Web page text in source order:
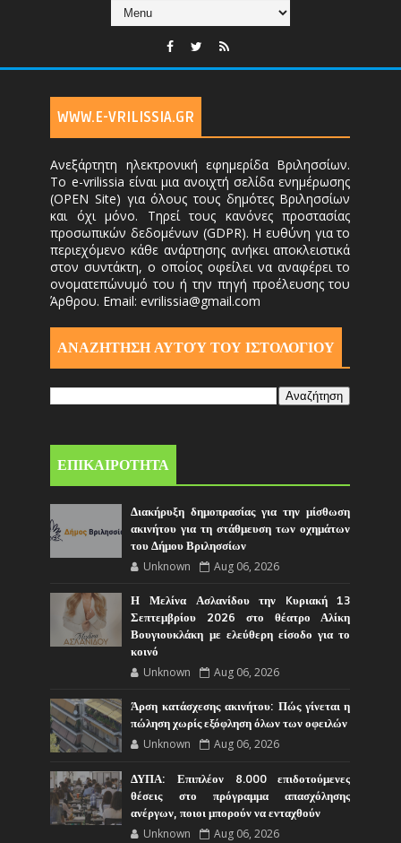
WWW.E-VRILISSIA.GR
Ανεξάρτητη ηλεκτρονική εφημερίδα Βριλησσίων.
Το e-vrilissia είναι μια ανοιχτή σελίδα ενημέρωσης
(OPEN Site) για όλους τους δημότες Βριλησσίων
και όχι μόνο. Τηρεί τους κανόνες προστασίας
προσωπικών δεδομένων (GDPR). Η ευθύνη για το
περιεχόμενο κάθε ανάρτησης ανήκει αποκλειστικά
στον συντάκτη, ο οποίος οφείλει να αναφέρει το
ονοματεπώνυμό του ή την πηγή προέλευσης του
Άρθρου. Email: evrilissia@gmail.com
ΑΝΑΖΗΤΗΣΗ ΑΥΤΟΎ ΤΟΥ ΙΣΤΟΛΟΓΙΟΥ
ΕΠΙΚΑΙΡΟΤΗΤΑ
Διακήρυξη δημοπρασίας για την μίσθωση
ακινήτου για τη στάθμευση των οχημάτων
του Δήμου Βριλησσίων
Unknown Aug 06, 2026
Η Μελίνα Ασλανίδου την Kυριακή 13
Σεπτεμβρίου 2026 στο θέατρο Αλίκη
Βουγιουκλάκη με ελεύθερη είσοδο για το
κοινό
Unknown Aug 06, 2026
Άρση κατάσχεσης ακινήτου: Πώς γίνεται η
πώληση χωρίς εξόφληση όλων των οφειλών
Unknown Aug 06, 2026
ΔΥΠΑ: Επιπλέον 8.000 επιδοτούμενες
θέσεις στο πρόγραμμα απασχόλησης
ανέργων, ποιοι μπορούν να ενταχθούν
Unknown Aug 06, 2026